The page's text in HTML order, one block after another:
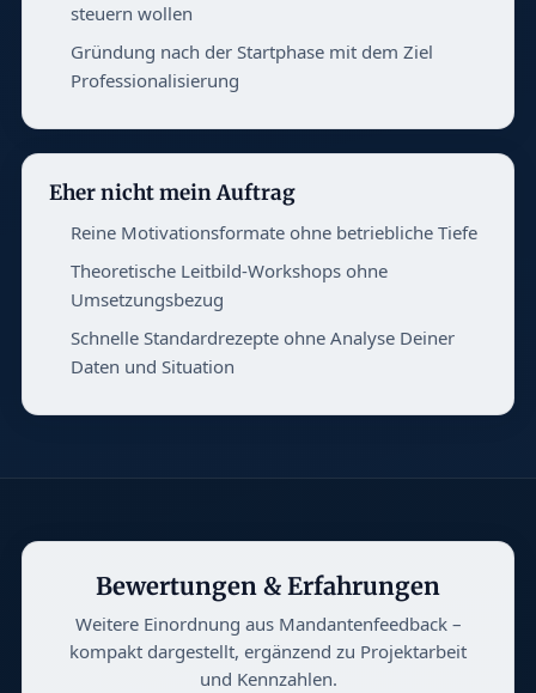
steuern wollen
Gründung nach der Startphase mit dem Ziel
Professionalisierung
Eher nicht mein Auftrag
Reine Motivationsformate ohne betriebliche Tiefe
Theoretische Leitbild-Workshops ohne
Umsetzungsbezug
Schnelle Standardrezepte ohne Analyse Deiner
Daten und Situation
Bewertungen & Erfahrungen
Weitere Einordnung aus Mandantenfeedback –
kompakt dargestellt, ergänzend zu Projektarbeit
und Kennzahlen.